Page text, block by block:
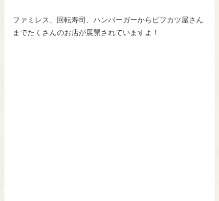
ファミレス、回転寿司、ハンバーガーからビフカツ屋さん
までたくさんのお店が展開されていますよ！